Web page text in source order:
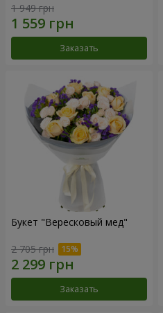
1 949 грн
Заказать
Букет "Вересковый мед"
2 705 грн
Заказать